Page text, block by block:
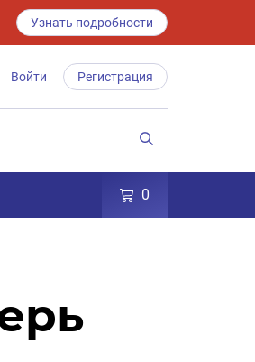
Узнать подробности
Войти Регистрация
0